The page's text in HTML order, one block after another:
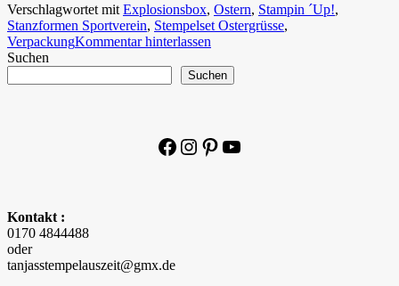
Verschlagwortet mit Explosionsbox, Ostern, Stampin ´Up!,
Stanzformen Sportverein, Stempelset Ostergrüsse,
VerpackungKommentar hinterlassen
Suchen
Suchen
Facebook
Instagram
Pinterest
YouTube
Kontakt :
0170 4844488
oder
tanjasstempelauszeit@gmx.de